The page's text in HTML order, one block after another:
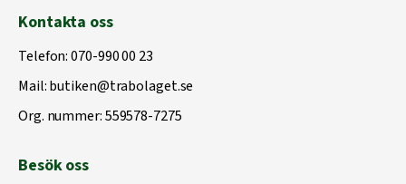
Kontakta oss
Telefon:070-990 00 23
Mail:butiken@trabolaget.se
Org. nummer: 559578-7275
Besök oss